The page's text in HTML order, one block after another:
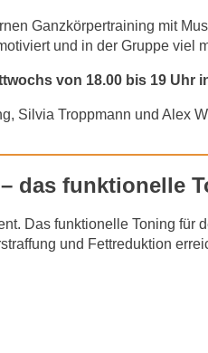
Ganzkörpertraining mit
und in der Gruppe viel
von 18.00 bis 19 Uhr
Silvia Troppmann und Alex
das funktionelle
Das funktionelle Toning für
und Fettreduktion